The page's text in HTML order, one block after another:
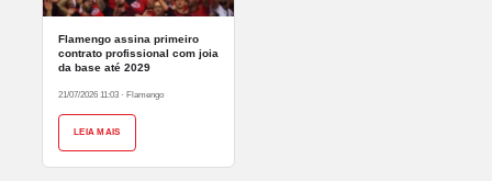
Flamengo assina primeiro
contrato profissional com joia
da base até 2029
21/07/2026 11:03 · Flamengo
LEIA MAIS